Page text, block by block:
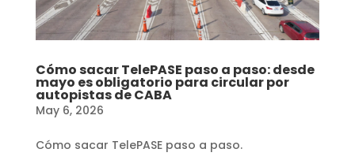
Cómo sacar TelePASE paso a paso: desde
mayo es obligatorio para circular por
autopistas de CABA
May 6, 2026
Cómo sacar TelePASE paso a paso.